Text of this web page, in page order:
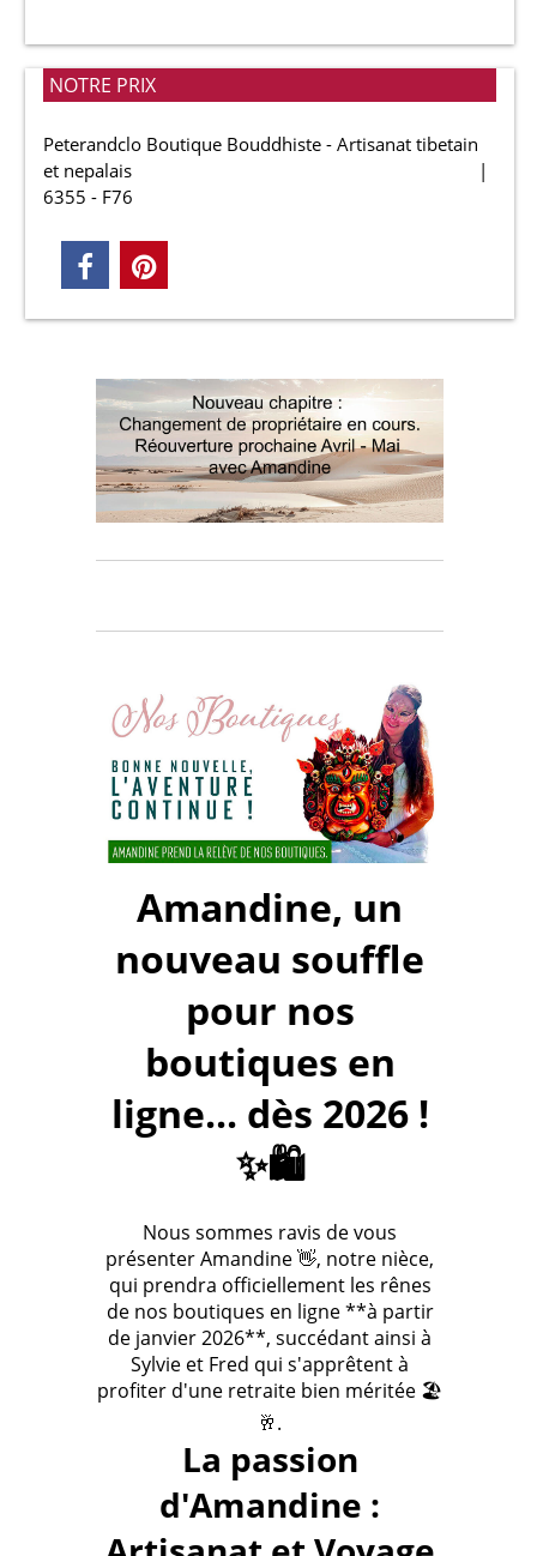
NOTRE PRIX
Peterandclo Boutique Bouddhiste - Artisanat tibetain
et nepalais
6355 - F76
Amandine, un
nouveau souffle
pour nos
boutiques en
ligne... dès 2026 !
✨🛍️
Nous sommes ravis de vous
présenter Amandine 👋, notre nièce,
qui prendra officiellement les rênes
de nos boutiques en ligne **à partir
de janvier 2026**, succédant ainsi à
Sylvie et Fred qui s'apprêtent à
profiter d'une retraite bien méritée 🏖️
🥂.
La passion
d'Amandine :